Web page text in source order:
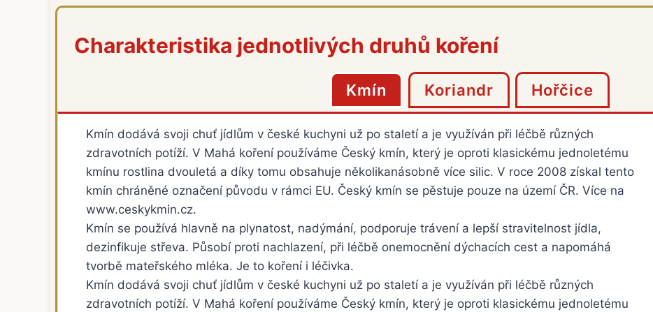
Charakteristika jednotlivých druhů koření
Kmín Koriandr Hořčice
Kmín dodává svoji chuť jídlům v české kuchyni už po staletí a je využíván při léčbě různých
zdravotních potíží. V Mahá koření používáme Český kmín, který je oproti klasickému jednoletému
kmínu rostlina dvouletá a díky tomu obsahuje několikanásobně více silic. V roce 2008 získal tento
kmín chráněné označení původu v rámci EU. Český kmín se pěstuje pouze na území ČR. Více na
www.ceskykmin.cz.
Kmín se používá hlavně na plynatost, nadýmání, podporuje trávení a lepší stravitelnost jídla,
dezinfikuje střeva. Působí proti nachlazení, při léčbě onemocnění dýchacích cest a napomáhá
tvorbě mateřského mléka. Je to koření i léčivka.
Kmín dodává svoji chuť jídlům v české kuchyni už po staletí a je využíván při léčbě různých
zdravotních potíží. V Mahá koření používáme Český kmín, který je oproti klasickému jednoletému